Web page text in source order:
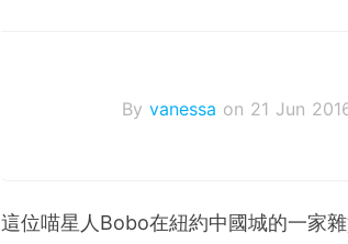
By vanessa on 21 Jun
這位喵星人Bobo在紐約中國城的一家